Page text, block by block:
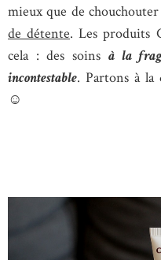
mieux que de chouchouter
de détente. Les produits
cela : des soins à la
incontestable. Partons à la
☺